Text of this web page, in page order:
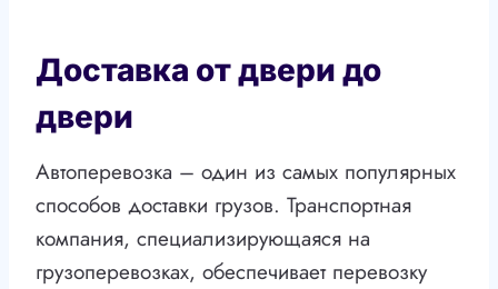
Доставка от двери до
двери
Автоперевозка – один из самых популярных
способов доставки грузов. Транспортная
компания, специализирующаяся на
грузоперевозках, обеспечивает перевозку